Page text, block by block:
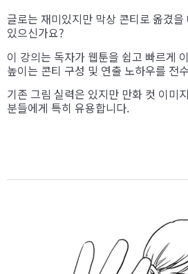
글로는 재미있지만 막상 콘티로 옮겼
있으신가요?
이 강의는 독자가 웹툰을 쉽고 빠르게
높이는 콘티 구성 및 연출 노하우를 전
기존 그림 실력은 있지만 만화 컷 이미
분들에게 특히 유용합니다.